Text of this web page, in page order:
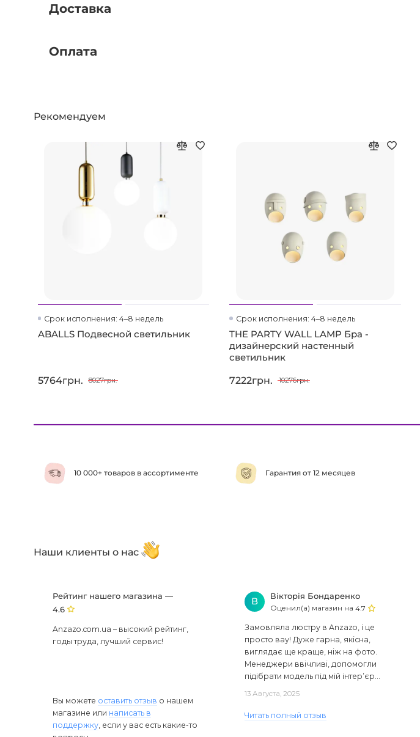
Доставка
Оплата
Рекомендуем
Срок исполнения: 4–8 недель
ABALLS Подвесной светильник
5764грн. 8027грн.
Срок исполнения: 4–8 недель
THE PARTY WALL LAMP Бра -
дизайнерский настенный
светильник
7222грн. 10276грн.
10 000+ товаров в ассортименте Гарантия от 12 месяцев
Наши клиенты о нас
Рейтинг нашего магазина —
4.6
Anzazo.com.ua – высокий рейтинг,
годы труда, лучший сервис!
Вы можете оставить отзыв о нашем
магазине или написать в
поддержку , если у вас есть какие-то
В
Вікторія Бондаренко
Оценил(а) магазин на4.7
Замовляла люстру в Anzazo, і це
просто вау! Дуже гарна, якісна,
виглядає ще краще, ніж на фото.
Менеджери ввічливі, допомогли
підібрати модель під мій інтер’єр...
13 Августа, 2025
Читать полный отзыв